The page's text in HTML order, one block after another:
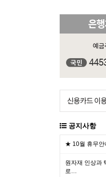
공지사항
★ 10월 휴무안
원자재 인상과
로…